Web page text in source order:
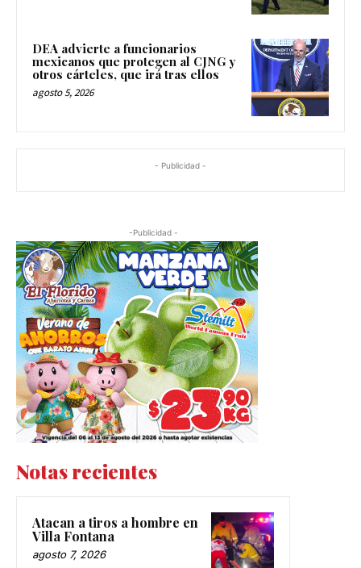
DEA advierte a funcionarios
mexicanos que protegen al CJNG y
otros cárteles, que irá tras ellos
agosto 5, 2026
- Publicidad -
-Publicidad -
Notas recientes
Atacan a tiros a hombre en
Villa Fontana
agosto 7, 2026